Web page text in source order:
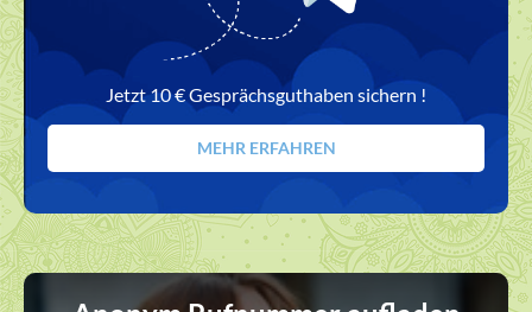
Jetzt 10 € Gesprächsguthaben sichern !
MEHR ERFAHREN